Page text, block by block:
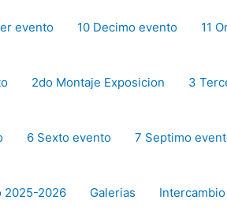
evento 10 Decimo evento 11
2do Montaje Exposicion 3
6 Sexto evento 7 Septimo
2025-2026 Galerias